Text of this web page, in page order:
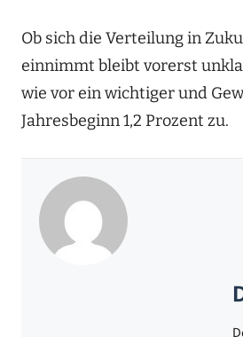
Ob sich die Verteilung in
einnimmt bleibt vorerst
wie vor ein wichtiger und
Jahresbeginn 1,2 Prozent zu.